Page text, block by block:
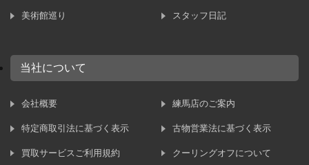
美術館巡り スタッフ日記
当社について
会社概要 練馬店のご案内
特定商取引法に基づく表示 古物営業法に基づく表示
買取サービスご利用規約 クーリングオフについて